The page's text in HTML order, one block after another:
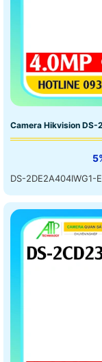
Camera Hikvision DS-
DS-